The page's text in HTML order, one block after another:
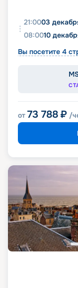
21:0003
08:0010
Вы посетите 4
от 73 788 ₽ /